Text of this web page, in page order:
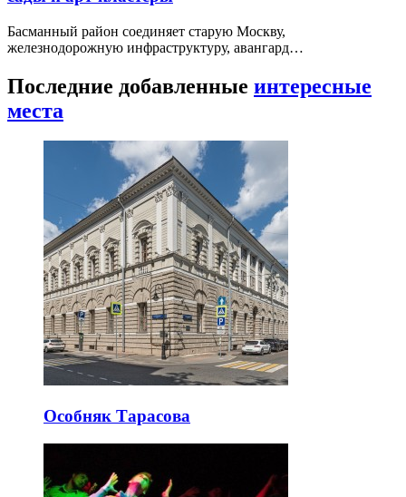
Басманный район соединяет старую Москву,
железнодорожную инфраструктуру, авангард…
Последние добавленные интересные
места
Особняк Тарасова